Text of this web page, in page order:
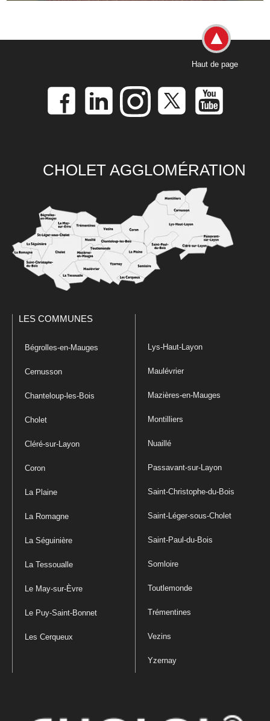
Haut de page
CHOLET AGGLOMÉRATION
LES COMMUNES
Bégrolles-en-Mauges
Cernusson
Chanteloup-les-Bois
Cholet
Cléré-sur-Layon
Coron
La Plaine
La Romagne
La Séguinière
La Tessoualle
Le May-sur-Èvre
Le Puy-Saint-Bonnet
Les Cerqueux
Lys-Haut-Layon
Maulévrier
Mazières-en-Mauges
Montilliers
Nuaillé
Passavant-sur-Layon
Saint-Christophe-du-Bois
Saint-Léger-sous-Cholet
Saint-Paul-du-Bois
Somloire
Toutlemonde
Trémentines
Vezins
Yzernay